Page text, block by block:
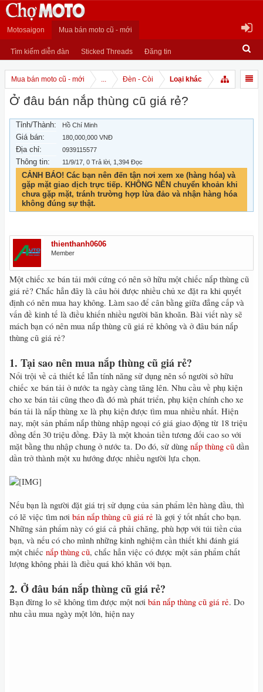
Motosaigon Mua bán moto cũ - mới
Tìm kiếm diễn đàn Sticked Threads Đăng tin
Mua bán moto cũ - mới ... Đèn - Còi Loại khác
Ở đâu bán nắp thùng cũ giá rẻ?
Tỉnh/Thành: Hồ Chí Minh
Giá bán: 180,000,000 VNĐ
Địa chỉ: 0939115577
Thông tin: 11/9/17 , 0 Trả lời, 1,394 Đọc
CẢNH BÁO! Các bạn nên đến tận nơi xem xe (hàng hóa) và
gặp mặt giao dịch trực tiếp. KHÔNG NÊN chuyển khoản khi
chưa gặp mặt, tránh trường hợp lừa đảo và nhận hàng hóa
không đúng sự thật.
thienthanh0606
Member
Một chiếc xe bán tải mới cứng có nên sở hữu một chiếc nắp thùng cũ
giá rẻ? Chắc hẳn đây là câu hỏi được nhiều chủ xe đặt ra khi quyết
định có nên mua hay không. Làm sao để cân bằng giữa đẳng cấp và
vấn đề kinh tế là điều khiến nhiều người băn khoăn. Bài viết này sẽ
mách bạn có nên mua nắp thùng cũ giá rẻ không và ở đâu bán nắp
thùng cũ giá rẻ?
1. Tại sao nên mua nắp thùng cũ giá rẻ?
Nổi trội về cả thiết kế lẫn tính năng sử dụng nên số người sở hữu
chiếc xe bán tải ở nước ta ngày càng tăng lên. Nhu cầu về phụ kiện
cho xe bán tải cũng theo đà đó mà phát triển, phụ kiện chính cho xe
bán tải là nắp thùng xe là phụ kiện được tìm mua nhiều nhất. Hiện
nay, một sản phẩm nắp thùng nhập ngoại có giá giao động từ 18 triệu
đồng đến 30 triệu đồng. Đây là một khoản tiền tương đối cao so với
mặt bằng thu nhập chung ở nước ta. Do đó, sử dùng nắp thùng cũ dần
dần trở thành một xu hướng được nhiều người lựa chọn.
Nếu bạn là người đặt giá trị sử dụng của sản phẩm lên hàng đầu, thì
có lẽ việc tìm nơi bán nắp thùng cũ giá rẻ là gợi ý tốt nhất cho bạn.
Những sản phẩm này có giá cả phải chăng, phù hợp với túi tiền của
bạn, và nếu có cho mình những kinh nghiệm cần thiết khi đánh giá
một chiếc nắp thùng cũ, chắc hẳn việc có được một sản phẩm chất
lượng không phải là điều quá khó khăn với bạn.
2. Ở đâu bán nắp thùng cũ giá rẻ?
Bạn đừng lo sẽ không tìm được một nơi bán nắp thùng cũ giá rẻ. Do
nhu cầu mua ngày một lớn, hiện nay